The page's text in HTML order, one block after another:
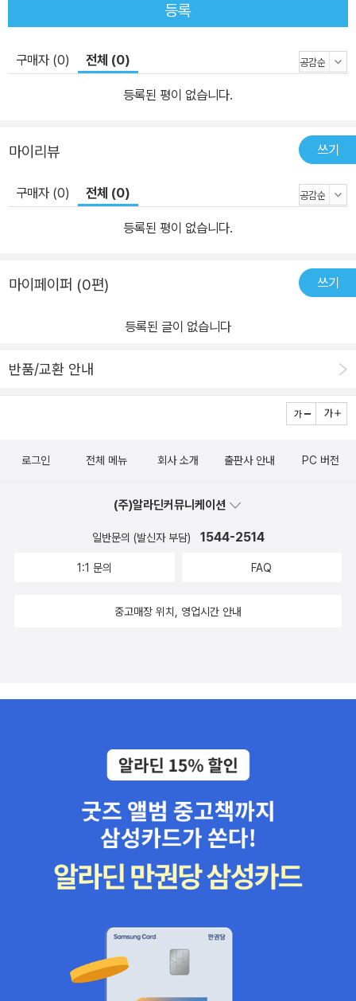
등록
구매자 (0) 전체 (0)
등록된 평이 없습니다.
마이리뷰 쓰기
구매자 (0) 전체 (0)
등록된 평이 없습니다.
마이페이퍼 (0편) 쓰기
등록된 글이 없습니다
반품/교환 안내
로그인 전체 메뉴 회사 소개 출판사 안내 PC 버전
(주)알라딘커뮤니케이션
일반문의 (발신자 부담) 1544-2514
1:1 문의 FAQ
중고매장 위치, 영업시간 안내